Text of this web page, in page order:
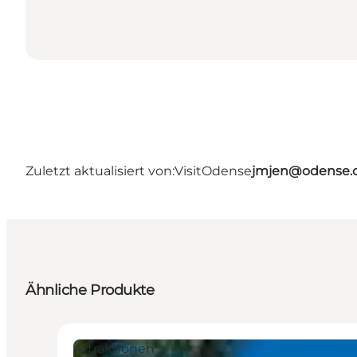
Zuletzt aktualisiert von:VisitOdense
Ähnliche Produkte
Attraktionen